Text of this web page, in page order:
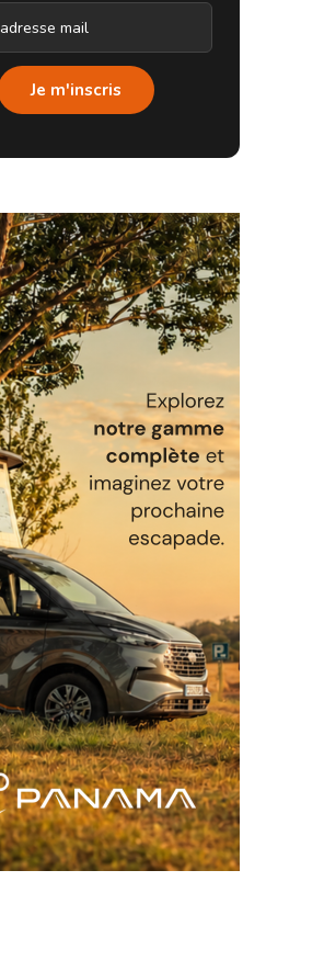
Je m'inscris